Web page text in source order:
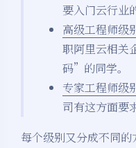
要入门云行业
高级工程师级
职阿里云相关
码”的同学。
专家工程师级
司有这方面要
每个级别又分成不同